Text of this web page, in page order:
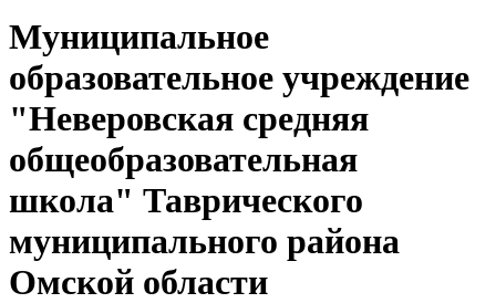
Муниципальное
образовательное учреждение
"Неверовская средняя
общеобразовательная
школа" Таврического
муниципального района
Омской области